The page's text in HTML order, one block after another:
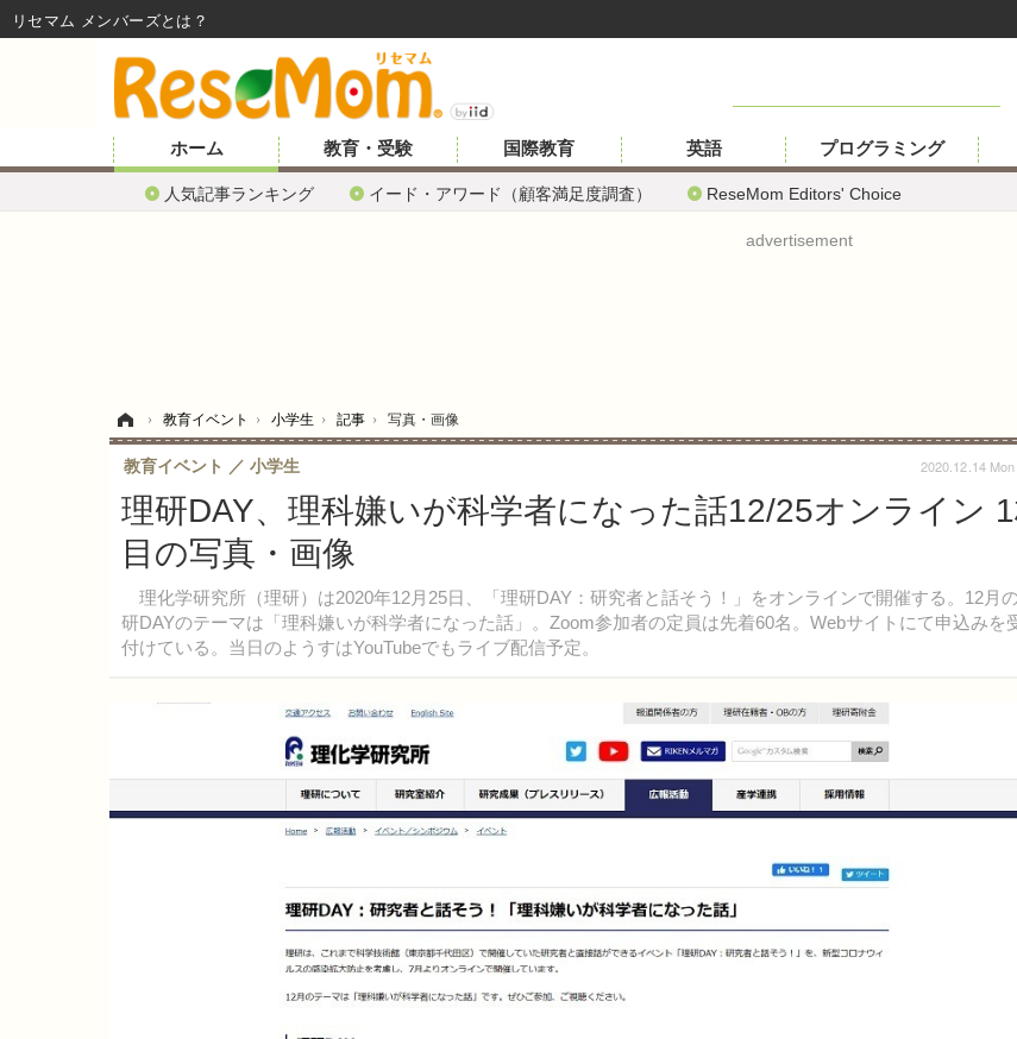
ホーム
人気記事ランキング イード・アワード（顧客満足度調査） ReseMom Editors' Choice
教育・受験 国際教育 英語 プログラミング
advertisement
› 教育イベント › 小学生 › 記事 › 写真・画像
理研DAY、理科嫌いが科学者になった話12/25オンライン
目の写真・画像
理化学研究所（理研）は2020年12月25日、「理研DAY：研究者と話そう！」をオンラインで開催する。12月
研DAYのテーマは「理科嫌いが科学者になった話」。Zoom参加者の定員は先着60名。Webサイトにて申込みを
付けている。当日のようすはYouTubeでもライブ配信予定。
教育イベント 小学生 2020.12.14
リセマム メンバーズ